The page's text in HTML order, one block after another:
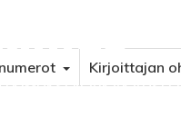
Kirjoittajan